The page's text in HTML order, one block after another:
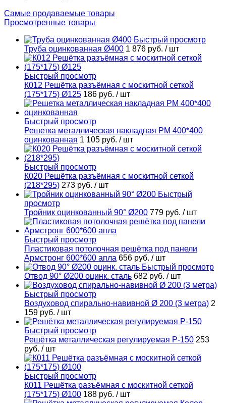
Самые продаваемые товары
Просмотренные товары
Быстрый просмотр
Труба оцинкованная Ø400 1 876 руб. / шт
Быстрый просмотр
К012 Решётка разъёмная с москитной сеткой
(175*175) Ø125 186 руб. / шт
Быстрый просмотр
Решетка металлическая накладная РМ 400*400
оцинкованная 1 105 руб. / шт
Быстрый просмотр
К020 Решётка разъёмная с москитной сеткой
(218*295) 273 руб. / шт
Быстрый
просмотр
Тройник оцинкованный 90° Ø200 779 руб. / шт
Быстрый просмотр
Пластиковая потолочная решётка под панели
Армстронг 600*600 апла 656 руб. / шт
Быстрый просмотр
Отвод 90° Ø200 оцинк. сталь 682 руб. / шт
Быстрый просмотр
Воздуховод спирально-навивной Ø 200 (3 метра) 2
159 руб. / шт
Быстрый просмотр
Решётка металлическая регулируемая Р-150 253
руб. / шт
Быстрый просмотр
К011 Решётка разъёмная с москитной сеткой
(175*175) Ø100 188 руб. / шт